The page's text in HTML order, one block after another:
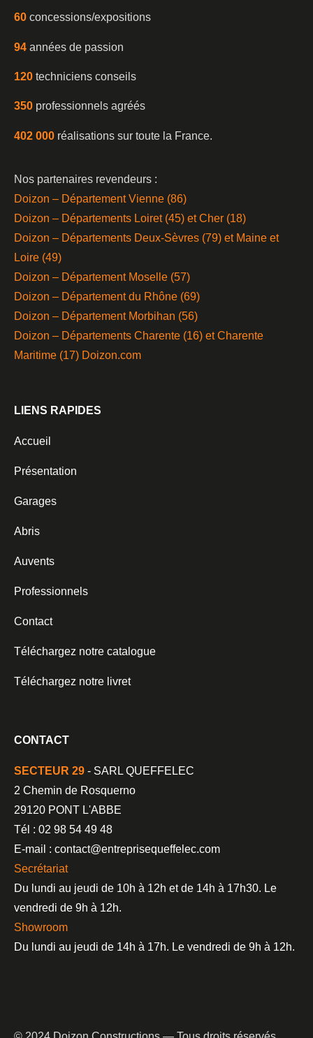
60 concessions/expositions
94 années de passion
120 techniciens conseils
350 professionnels agréés
402 000 réalisations sur toute la France.
Nos partenaires revendeurs :
Doizon – Département Vienne (86)
Doizon – Départements Loiret (45) et Cher (18)
Doizon – Départements Deux-Sèvres (79) et Maine et
Loire (49)
Doizon – Département Moselle (57)
Doizon – Département du Rhône (69)
Doizon – Département Morbihan (56)
Doizon – Départements Charente (16) et Charente
Maritime (17) Doizon.com
LIENS RAPIDES
Accueil
Présentation
Garages
Abris
Auvents
Professionnels
Contact
Téléchargez notre catalogue
Téléchargez notre livret
CONTACT
SECTEUR 29 - SARL QUEFFELEC
2 Chemin de Rosquerno
29120 PONT L'ABBE
Tél : 02 98 54 49 48
E-mail : contact@entreprisequeffelec.com
Secrétariat
Du lundi au jeudi de 10h à 12h et de 14h à 17h30. Le
vendredi de 9h à 12h.
Showroom
Du lundi au jeudi de 14h à 17h. Le vendredi de 9h à 12h.